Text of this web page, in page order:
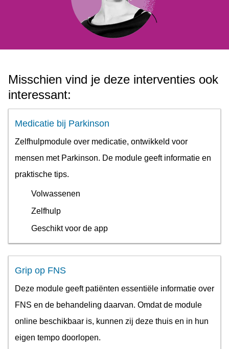
Misschien vind je deze interventies ook
interessant:
Medicatie bij Parkinson
Zelfhulpmodule over medicatie, ontwikkeld voor
mensen met Parkinson. De module geeft informatie en
praktische tips.
Volwassenen
Zelfhulp
Geschikt voor de app
Grip op FNS
Deze module geeft patiënten essentiële informatie over
FNS en de behandeling daarvan. Omdat de module
online beschikbaar is, kunnen zij deze thuis en in hun
eigen tempo doorlopen.